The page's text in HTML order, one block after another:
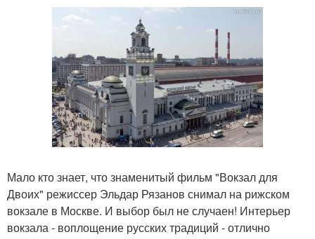
Мало кто знает, что знаменитый фильм "Вокзал для
Двоих" режиссер Эльдар Рязанов снимал на рижском
вокзале в Москве. И выбор был не случаен! Интерьер
вокзала - воплощение русских традиций - отлично